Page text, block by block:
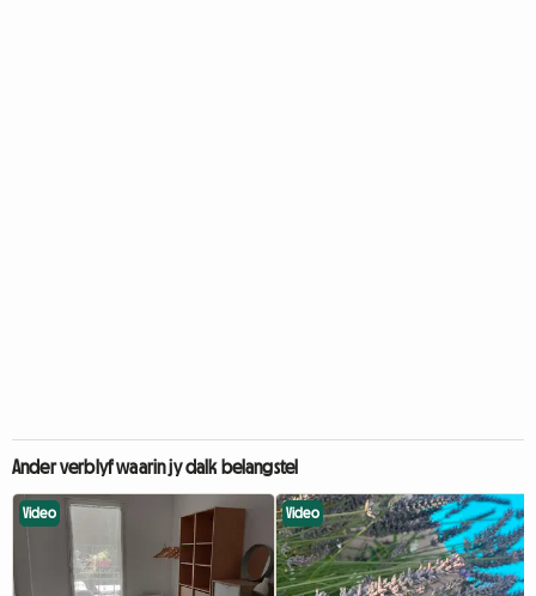
Ander verblyf waarin jy dalk belangstel
Video Video